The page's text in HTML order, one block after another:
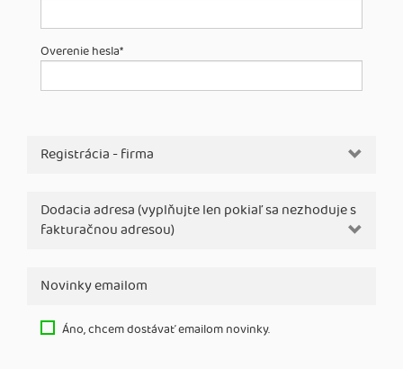
Overenie hesla*
Registrácia - firma
Dodacia adresa (vyplňujte len pokiaľ sa nezhoduje s
fakturačnou adresou)
Novinky emailom
Áno, chcem dostávať emailom novinky.